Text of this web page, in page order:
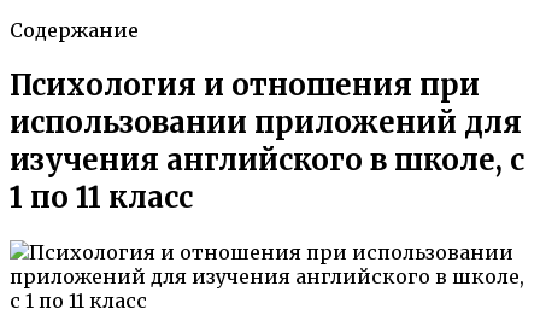
Содержание
Психология и отношения при
использовании приложений для
изучения английского в школе, с
1 по 11 класс